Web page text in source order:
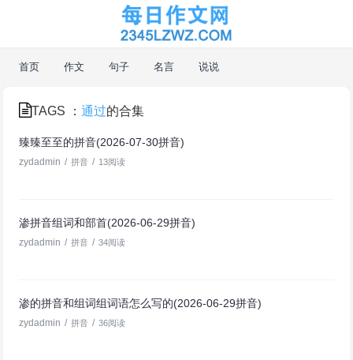
首页 作文 句子 名言 说说
TAGS ：通过的合集
臻臻至至的拼音(2026-07-30拼音)
zydadmin / 拼音 / 13阅读
渗拼音组词和部首(2026-06-29拼音)
zydadmin / 拼音 / 34阅读
渗的拼音和组词组词语怎么写的(2026-06-29拼音)
zydadmin / 拼音 / 36阅读